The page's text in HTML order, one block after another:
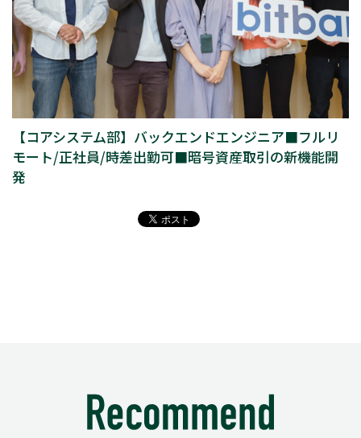
【コアシステム部】バックエンドエンジニア■フルリ
モート/正社員/時差出勤可■暗号資産取引の新機能開
発